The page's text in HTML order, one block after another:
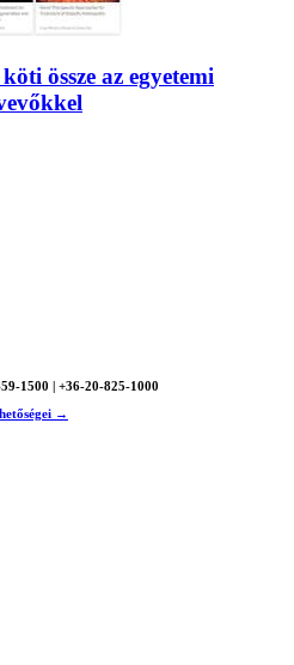
össze az egyetemi
1500 | +36-20-825-1000
→